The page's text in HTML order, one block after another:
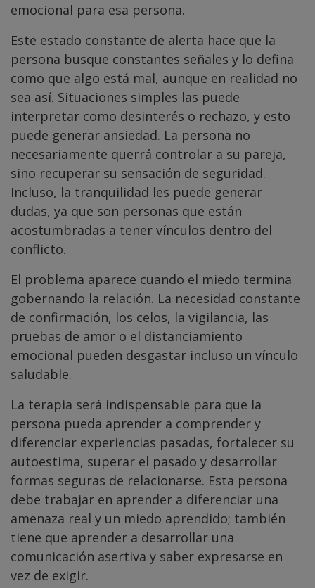
emocional para esa persona.
Este estado constante de alerta hace que la
persona busque constantes señales y lo defina
como que algo está mal, aunque en realidad no
sea así. Situaciones simples las puede
interpretar como desinterés o rechazo, y esto
puede generar ansiedad. La persona no
necesariamente querrá controlar a su pareja,
sino recuperar su sensación de seguridad.
Incluso, la tranquilidad les puede generar
dudas, ya que son personas que están
acostumbradas a tener vínculos dentro del
conflicto.
El problema aparece cuando el miedo termina
gobernando la relación. La necesidad constante
de confirmación, los celos, la vigilancia, las
pruebas de amor o el distanciamiento
emocional pueden desgastar incluso un vínculo
saludable.
La terapia será indispensable para que la
persona pueda aprender a comprender y
diferenciar experiencias pasadas, fortalecer su
autoestima, superar el pasado y desarrollar
formas seguras de relacionarse. Esta persona
debe trabajar en aprender a diferenciar una
amenaza real y un miedo aprendido; también
tiene que aprender a desarrollar una
comunicación asertiva y saber expresarse en
vez de exigir.